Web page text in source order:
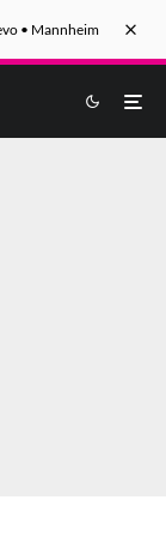
• Mannheim